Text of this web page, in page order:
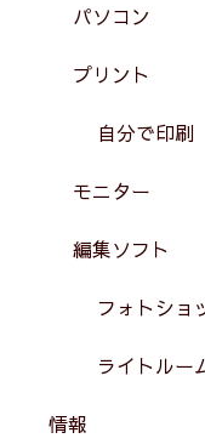
パソコン
プリント
自分で印刷
モニター
編集ソフト
フォトショ
ライトルー
情報